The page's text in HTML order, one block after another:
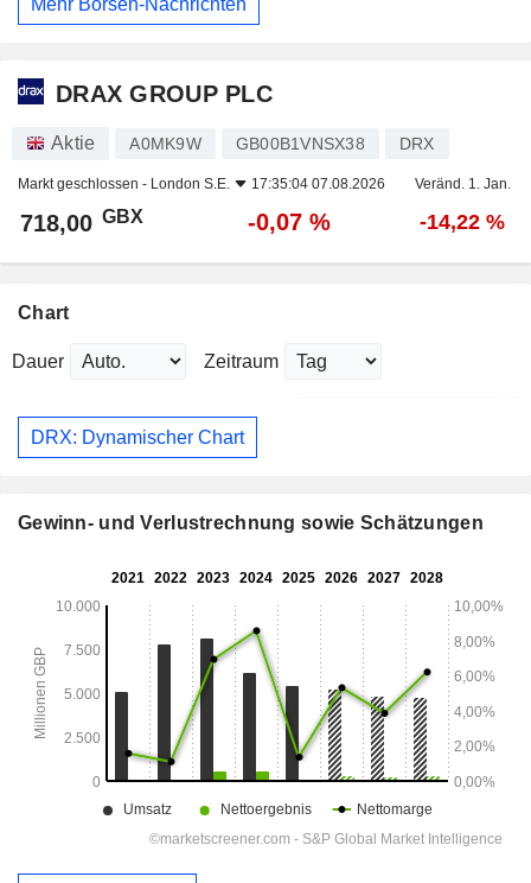
DRAX GROUP PLC
Aktie A0MK9W GB00B1VNSX38 DRX
Markt geschlossen - London S.E. 17:35:04 07.08.2026 Veränd. 1. Jan.
718,00 GBX -0,07 % -14,22 %
Chart
Dauer Zeitraum
DRX: Dynamischer Chart
Gewinn- und Verlustrechnung sowie Schätzungen